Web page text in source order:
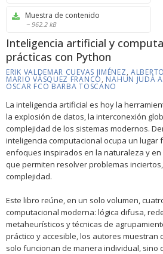
Muestra de contenido
~ 962.2 kB
Inteligencia artificial y
prácticas con Python
ERIK VALDEMAR CUEVAS JIMÉNEZ,
MARIO VÁSQUEZ FRANCO, NAHUN JUDÁ
OSCAR FCO BARBA TOSCANO
La inteligencia artificial es hoy la
la explosión de datos, la interconexión
complejidad de los sistemas modernos.
inteligencia computacional ocupa un
enfoques inspirados en la naturaleza y
que permiten resolver problemas
complejidad.
Este libro reúne, en un solo volumen,
computacional moderna: lógica difusa,
metaheurísticos y técnicas de
práctico y accesible, los autores muestran
solo funcionan de manera individual, sino